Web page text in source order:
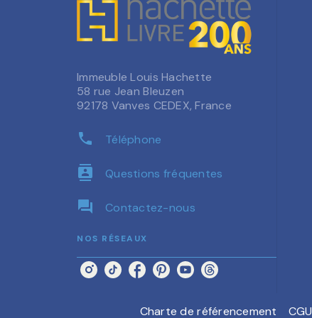
Immeuble Louis Hachette
58 rue Jean Bleuzen
92178 Vanves CEDEX, France
phone Téléphone
contacts Questions fréquentes
question_answer Contactez-nous
NOS RÉSEAUX
Charte de référencement CGU